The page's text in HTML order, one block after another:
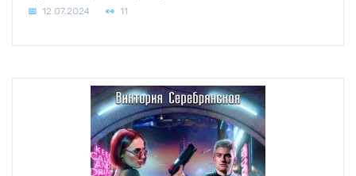
12.07.2024 11